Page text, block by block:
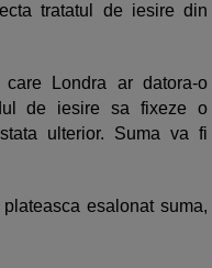
tratatul de iesire din
Londra ar datora-o
de iesire sa fixeze o
ulterior. Suma va fi
esalonat suma,